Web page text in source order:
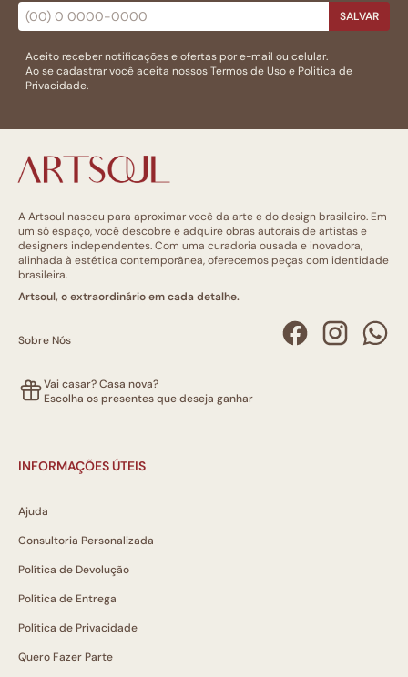
SALVAR
Aceito receber notificações e ofertas por e-mail ou celular.
Ao se cadastrar você aceita nossosTermos de Usoe Politica de
Privacidade.
A Artsoul nasceu para aproximar você da arte e do design brasileiro. Em
um só espaço, você descobre e adquire obras autorais de artistas e
designers independentes. Com uma curadoria ousada e inovadora,
alinhada à estética contemporânea, oferecemos peças com identidade
brasileira.
Artsoul, o extraordinário em cada detalhe.
Sobre Nós
Vai casar? Casa nova?
Escolha os presentes que deseja ganhar
INFORMAÇÕES ÚTEIS
Ajuda
Consultoria Personalizada
Política de Devolução
Política de Entrega
Política de Privacidade
Quero Fazer Parte